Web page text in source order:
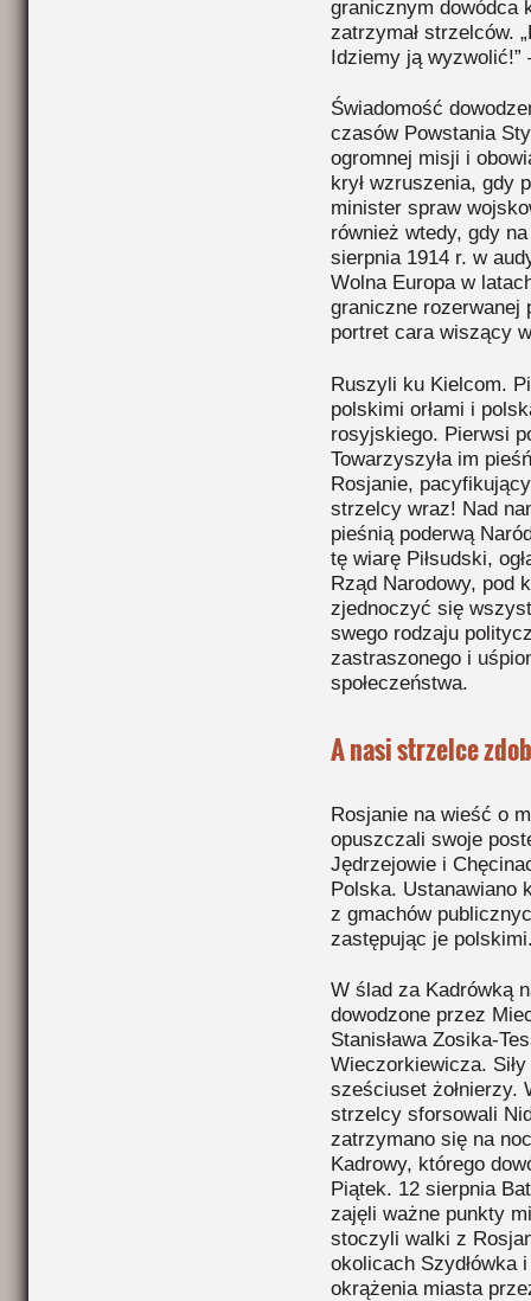
granicznym dowódca
zatrzymał strzelców.
Idziemy ją wyzwolić!”
Świadomość
czasów Powstania
ogromnej misji i
krył wzruszenia, gdy
minister spraw
również wtedy, gdy
sierpnia 1914 r. w
Wolna Europa w
graniczne rozerwanej
portret cara wiszący
Ruszyli ku Kielcom.
polskimi orłami i
rosyjskiego. Pierwsi
Towarzyszyła im
Rosjanie,
strzelcy wraz! Nad
pieśnią poderwą
tę wiarę Piłsudski,
Rząd Narodowy, pod
zjednoczyć się
swego rodzaju
zastraszonego i
społeczeństwa.
A nasi strzelce
Rosjanie na wieść o
opuszczali swoje
Jędrzejowie i
Polska. Ustanawiano
z gmachów
zastępując je
W ślad za Kadrówką
dowodzone przez
Stanisława Zosika-
Wieczorkiewicza.
sześciuset żołnierzy.
strzelcy sforsowali
zatrzymano się na
Kadrowy, którego
Piątek. 12 sierpnia
zajęli ważne punkty
stoczyli walki z
okolicach Szydłówka
okrążenia miasta